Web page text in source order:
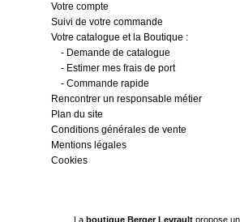
Votre compte
Suivi de votre commande
Votre catalogue et la Boutique :
- Demande de catalogue
- Estimer mes frais de port
- Commande rapide
Rencontrer un responsable métier
Plan du site
Conditions générales de vente
Mentions légales
Cookies
La boutique Berger Levraultpropose un